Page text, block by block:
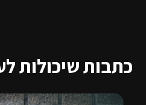
כתבות שיכולות